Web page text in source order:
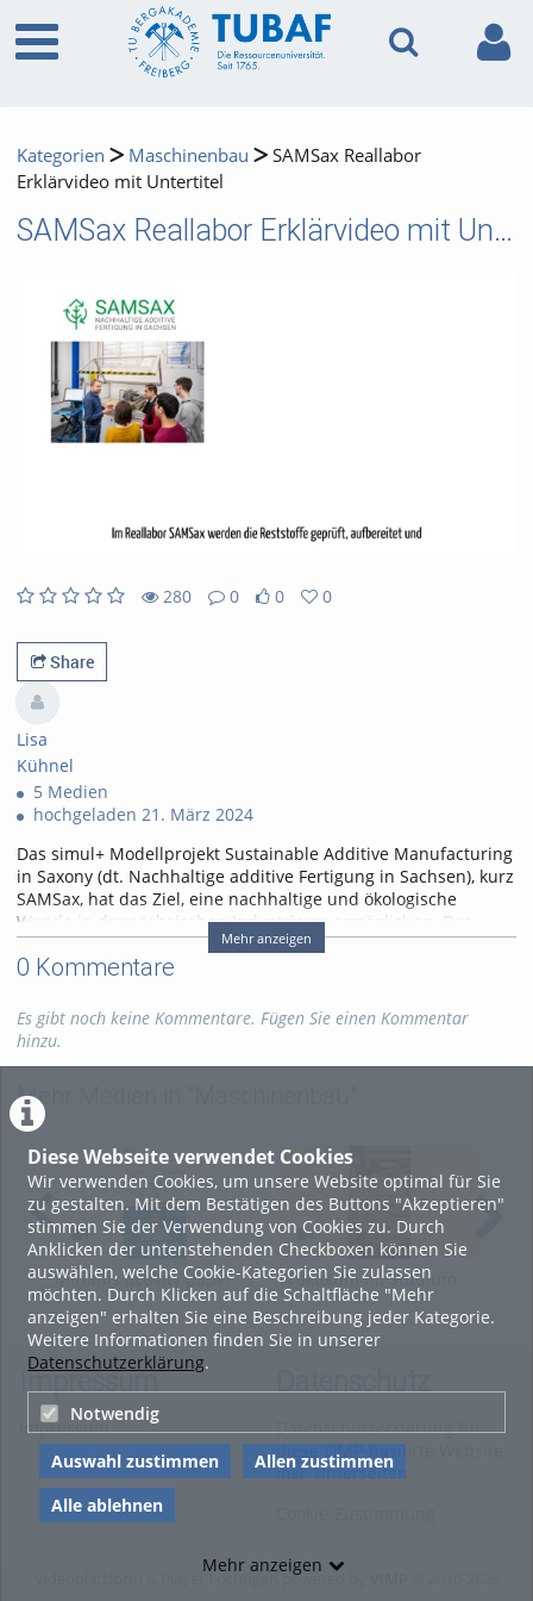
Diese Webseite verwendet Cookies
Wir verwenden Cookies, um unsere Website optimal für Sie
zu gestalten. Mit dem Bestätigen des Buttons "Akzeptieren"
stimmen Sie der Verwendung von Cookies zu. Durch
Anklicken der untenstehenden Checkboxen können Sie
auswählen, welche Cookie-Kategorien Sie zulassen
möchten. Durch Klicken auf die Schaltfläche "Mehr
anzeigen" erhalten Sie eine Beschreibung jeder Kategorie.
Weitere Informationen finden Sie in unserer
Datenschutzerklärung.
Notwendig
Auswahl zustimmen
Allen zustimmen
Alle ablehnen
Mehr anzeigen
Kategorien Maschinenbau
SAMSax Reallabor
Erklärvideo mit Untertitel
SAMSax Reallabor Erklärvideo mit Untertitel
280
0
0
0
Share
Lisa
Kühnel
5 Medien
hochgeladen 21. März 2024
Das simul+ Modellprojekt Sustainable Additive Manufacturing
in Saxony (dt. Nachhaltige additive Fertigung in Sachsen), kurz
SAMSax, hat das Ziel, eine nachhaltige und ökologische
Wende in der sächsischen Industrie zu ermöglichen. Das
Reallabor setzt auf die Wiederverwertung von biobasierten,
natürlichen sowie industriellen Reststoffen und die
Verfahren der additiven Fertigung.
Tags:
Kategorien:
Wissenschaft,Maschinenbau
Mehr anzeigen
0 Kommentare
Es gibt noch keine Kommentare. Fügen Sie einen Kommentar
hinzu.
Mehr Medien in "Maschinenbau"
Miriams activity paper
2025_10_22
Praktikum im Studium
Verfahrenstechnik und
Chemieingenieurwesen
Impressum
Impressum
Datenschutzerklärung für
diese ViMP-basierte Website
inkl. Unterseiten
Videoplattform & Player Lösungen powered by